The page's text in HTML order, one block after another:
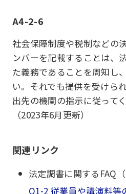
A4-2-6
社会保障制度や税制などの
ンバーを記載することは、
た義務であることを周知し
い。それでも提供を受けら
出先の機関の指示に従ってく
（2023年6月更新）
関連リンク
法定調書に関するFAQ
Q1-2 従業員や講演料等